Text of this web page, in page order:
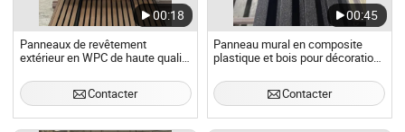
00:18
Panneaux de revêtement
extérieur en WPC de haute qualité
composites étanches pour
projets de construction modernes
Contacter
00:45
Panneau mural en composite
plastique et bois pour décoration
Contacter